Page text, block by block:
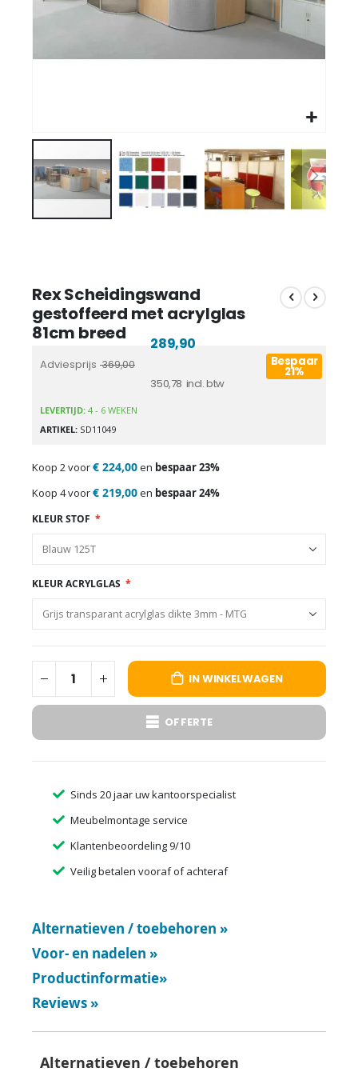
Rex Scheidingswand
gestoffeerd met acrylglas
81cm breed
Adviesprijs 369,00
350,78
289,90
Bespaar
21%
LEVERTIJD: 4 - 6 WEKEN
ARTIKEL SD11049
Koop 2 voor€ 224,00en bespaar23%
Koop 4 voor€ 219,00en bespaar24%
KLEUR STOF
KLEUR ACRYLGLAS
IN WINKELWAGEN
OFFERTE
Sinds 20 jaar uw kantoorspecialist
Meubelmontage service
Klantenbeoordeling 9/10
Veilig betalen vooraf of achteraf
Alternatieven / toebehoren »
Voor- en nadelen »
Productinformatie»
Reviews »
Alternatieven / toebehoren